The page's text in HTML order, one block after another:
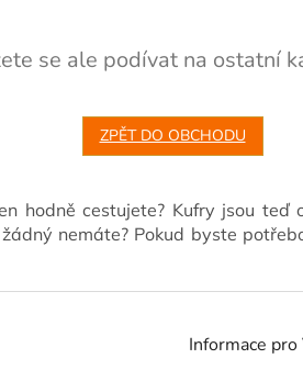
se ale podívat na ostatní
ZPĚT DO OBCHODU
hodně cestujete? Kufry jsou
nemáte? Pokud byste
Informace pro